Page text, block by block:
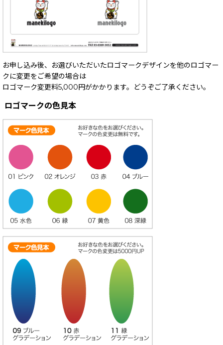
お申し込み後、お選びいただいたロゴマークデザインを他のロゴマー
クに変更をご希望の場合は
ロゴマーク変更料5,000円がかかります。どうぞご了承ください。
ロゴマークの色見本